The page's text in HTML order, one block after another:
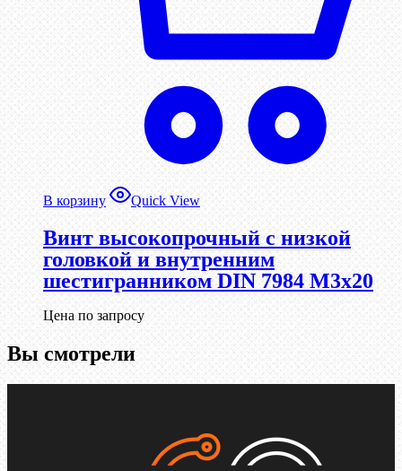
В корзину Quick View
Винт высокопрочный с низкой
головкой и внутренним
шестигранником DIN 7984 М3х20
Цена по запросу
Вы смотрели